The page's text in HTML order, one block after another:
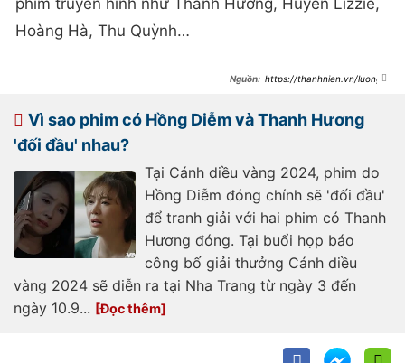
phim truyền hình như Thanh Hương, Huyền Lizzie,
Hoàng Hà, Thu Quỳnh…
https://thanhnien.vn/luong-
185240905144241266.htm
Vì sao phim có Hồng Diễm và Thanh Hương
'đối đầu' nhau?
Tại Cánh diều vàng 2024, phim do
Hồng Diễm đóng chính sẽ 'đối đầu'
để tranh giải với hai phim có Thanh
Hương đóng. Tại buổi họp báo
công bố giải thưởng Cánh diều
vàng 2024 sẽ diễn ra tại Nha Trang từ ngày 3 đến
ngày 10.9...